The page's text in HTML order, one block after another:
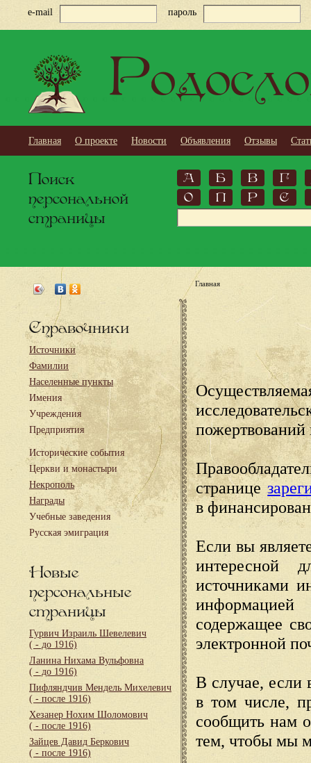
e-mail пароль
Главная О проекте Новости Объявления Отзывы
Поиск
персональной
страницы
А Б В
Г
О
П Р С
Справочники
Источники
Фамилии
Населенные пункты
Имения
Учреждения
Предприятия
Исторические события
Церкви и монастыри
Некрополь
Награды
Учебные заведения
Русская эмиграция
Новые
персональные
страницы
Гурвич Израиль Шевелевич
( - до 1916)
Ланина Нихама Вульфовна
( - до 1916)
Пифляндчив Мендель Михелевич
( - после 1916)
Хезанер Нохим Шоломович
( - после 1916)
Зайцев Давид Беркович
( - после 1916)
Главная
пожертвований
странице
в
Если вы
интересной
источниками
содержащее
электронной
В случае, если
в том числе,
сообщить нам
тем, чтобы мы